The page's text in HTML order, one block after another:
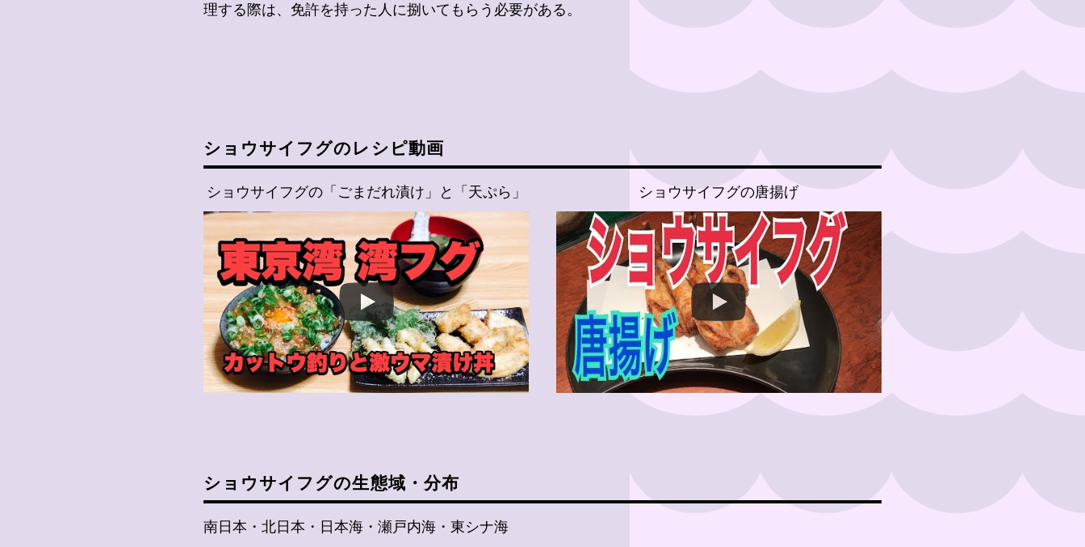
理する際は、免許を持った人に捌いてもらう必要がある。
ショウサイフグのレシピ動画
ショウサイフグの「ごまだれ漬け」と「天ぷら」 ショウサイフグの唐揚げ
ショウサイフグの生態域・分布
南日本・北日本・日本海・瀬戸内海・東シナ海